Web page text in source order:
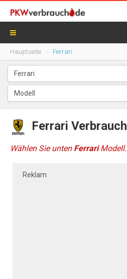
Hauptseite Ferrari
Ferrari Verbrauch
Wählen Sie unten FerrariModell.
Reklam